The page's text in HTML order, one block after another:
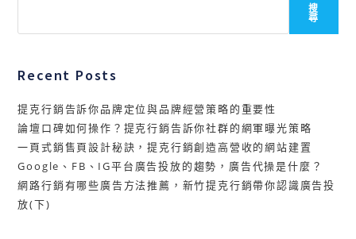
搜
尋
Recent Posts
提克行銷告訴你品牌定位與品牌經營策略的重要性
論壇口碑如何操作？提克行銷告訴你社群的網軍曝光策略
一頁式銷售頁設計秘訣，提克行銷創造高營收的網站建置
Google、FB、IG平台廣告投放的趨勢，廣告代操是什麼？
網路行銷有哪些廣告方法推薦，新竹提克行銷帶你認識廣告投
放(下)